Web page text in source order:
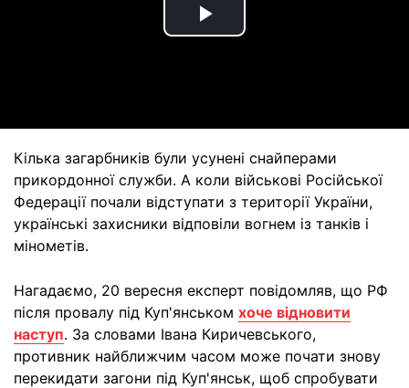
Play
Кілька загарбників були усунені снайперами
прикордонної служби. А коли військові Російської
Федерації почали відступати з території України,
українські захисники відповіли вогнем із танків і
мінометів.
Нагадаємо, 20 вересня експерт повідомляв, що РФ
після провалу під Куп'янськом хоче відновити
наступ. За словами Івана Киричевського,
противник найближчим часом може почати знову
перекидати загони під Куп'янськ, щоб спробувати